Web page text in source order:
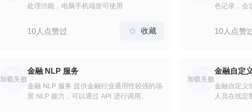
处理功能，电脑手机端皆可使用
10人点赞过  收藏
色记录，会
词检索可
10人点赞
加载失败
金融 NLP 服务
金融 NLP 服务 提供金融行业通用性较强的场
景 NLP 能力，可以通过 API 进行调用。
加载失败
金融自定
金融自定义
人员在线定